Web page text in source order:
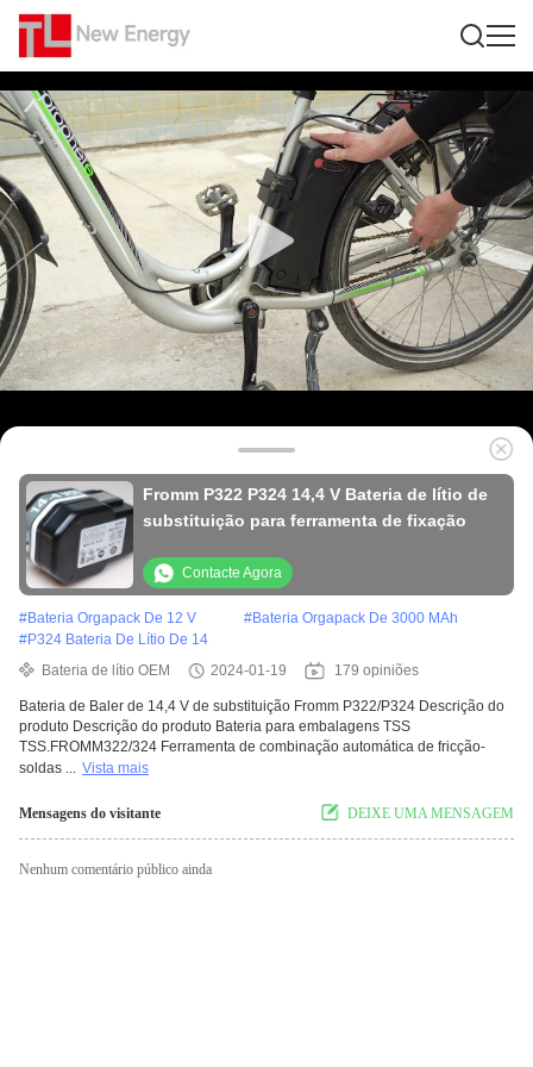
Fromm P322 P324 14,4 V Bateria de lítio de
substituição para ferramenta de fixação
Contacte Agora
#Bateria Orgapack De 12 V #Bateria Orgapack De 3000 MAh
#P324 Bateria De Lítio De 14
Bateria de lítio OEM
2024-01-19 179 opiniões
Bateria de Baler de 14,4 V de substituição Fromm P322/P324 Descrição do
produto Descrição do produto Bateria para embalagens TSS
TSS.FROMM322/324 Ferramenta de combinação automática de fricção-
soldas ... Vista mais
Mensagens do visitante DEIXE UMA MENSAGEM
Nenhum comentário público ainda